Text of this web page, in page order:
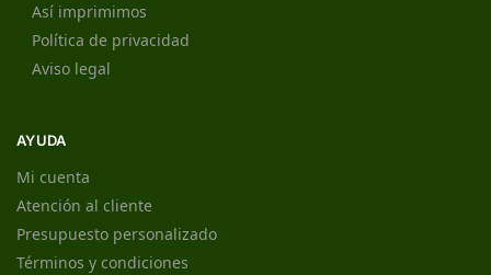
Así imprimimos
Política de privacidad
Aviso legal
AYUDA
Mi cuenta
Atención al cliente
Presupuesto personalizado
Términos y condiciones